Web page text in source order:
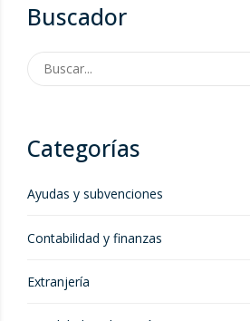
Buscador
Categorías
Ayudas y subvenciones
Contabilidad y finanzas
Extranjería